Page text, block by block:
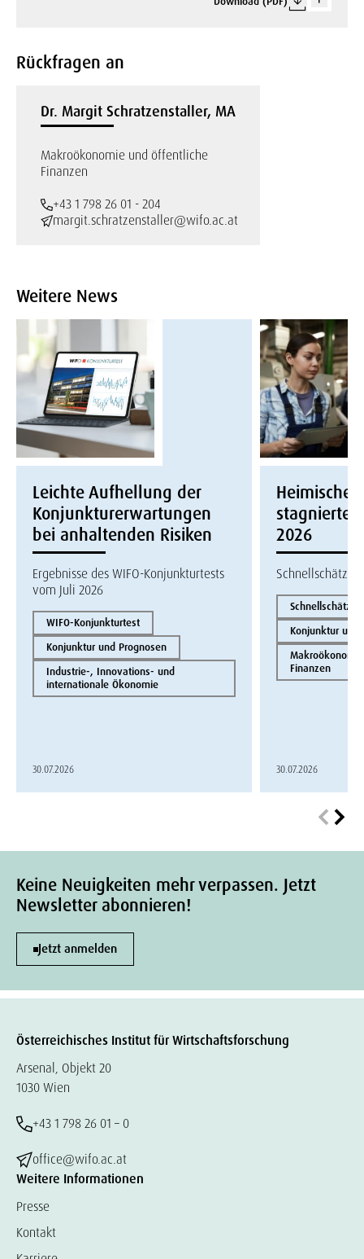
Rückfragen an
Dr. Margit Schratzenstaller, MA
Makroökonomie und öffentliche
Finanzen
+43 1 798 26 01 - 204
margit.schratzenstaller@wifo.ac.at
Weitere News
Leichte Aufhellung der
Konjunkturerwartungen
bei anhaltenden Risiken
Ergebnisse des WIFO-Konjunkturtests
vom Juli 2026
WIFO-Konjunkturtest
Konjunktur und Prognosen
Industrie-, Innovations- und
internationale Ökonomie
30.07.2026
Heimische
stagnierte
2026
Konjunktur und
Finanzen
30.07.2026
Keine Neuigkeiten mehr verpassen. Jetzt
Newsletter abonnieren!
Jetzt anmelden
Österreichisches Institut für Wirtschaftsforschung
Arsenal, Objekt 20
1030 Wien
+43 1 798 26 01 – 0
office@wifo.ac.at
Weitere Informationen
Presse
Kontakt